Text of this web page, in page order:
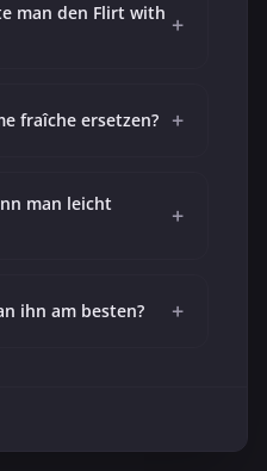
man den Flirt with +
fraîche ersetzen? +
man leicht
+
ihn am besten? +